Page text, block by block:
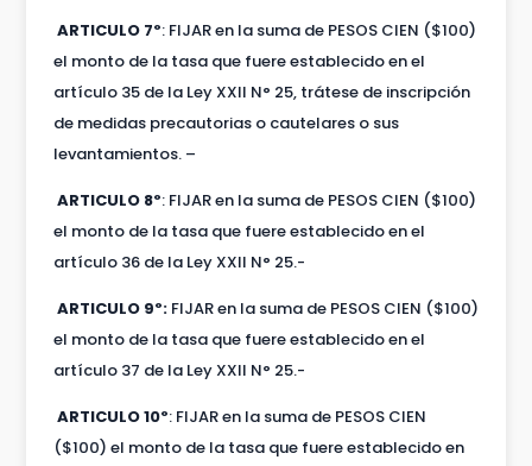
ARTICULO 7º: FIJAR en la suma de PESOS CIEN ($100)
el monto de la tasa que fuere establecido en el
artículo 35 de la Ley XXII N° 25, trátese de inscripción
de medidas precautorias o cautelares o sus
levantamientos. –
ARTICULO 8º: FIJAR en la suma de PESOS CIEN ($100)
el monto de la tasa que fuere establecido en el
artículo 36 de la Ley XXII N° 25.-
ARTICULO 9º:FIJAR en la suma de PESOS CIEN ($100)
el monto de la tasa que fuere establecido en el
artículo 37 de la Ley XXII N° 25.-
ARTICULO 10º: FIJAR en la suma de PESOS CIEN
($100) el monto de la tasa que fuere establecido en